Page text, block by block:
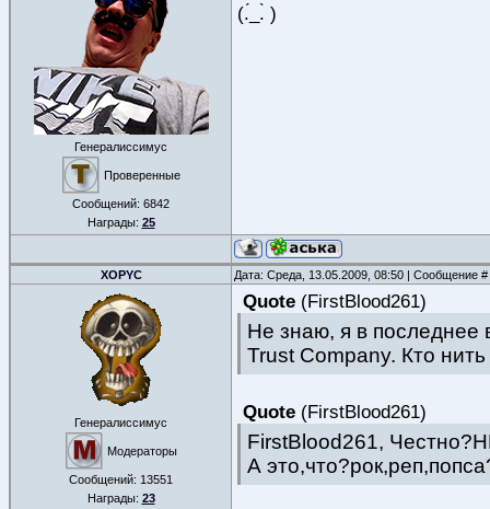
Генералиссимус
Проверенные
Сообщений: 6842
Награды: 25
(.́_.̀ )
XOPYC Дата: Среда, 13.05.2009, 08:50 | Сообщение #
Генералиссимус
Модераторы
Сообщений: 13551
Награды: 23
Quote (FirstBlood261)
Не знаю, я в последнее
Trust Company. Кто нить
Quote (FirstBlood261)
FirstBlood261,
А